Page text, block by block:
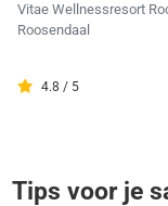
Vitae Wellnessresort
Roosendaal
4.8 / 5
Tips voor je